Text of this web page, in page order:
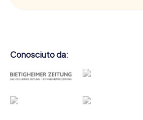
Conosciuto da: